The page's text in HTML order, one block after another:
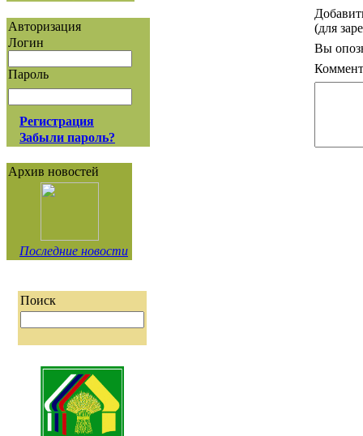
Авторизация
Логин
Пароль
Регистрация
Забыли пароль?
Архив новостей
Последние новости
Поиск
(для
Вы